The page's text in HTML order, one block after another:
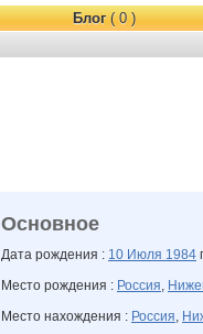
Блог( 0 )
Основное
Дата рождения : 10 Июля 1984
Место рождения : Россия,
Место нахождения : Россия,